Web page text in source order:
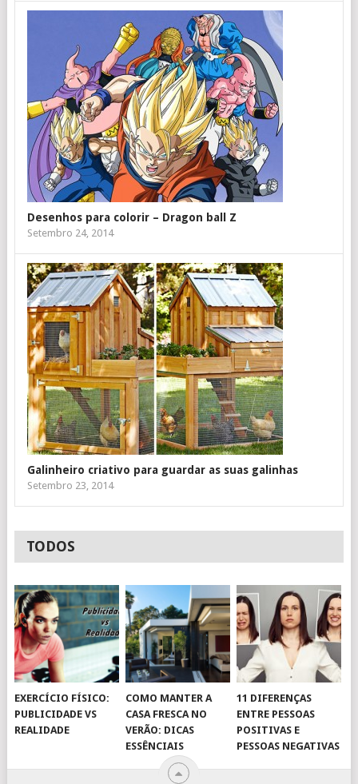
Desenhos para colorir – Dragon ball Z
Setembro 24, 2014
Galinheiro criativo para guardar as suas galinhas
Setembro 23, 2014
TODOS
EXERCÍCIO FÍSICO:
PUBLICIDADE VS
REALIDADE
COMO MANTER A
CASA FRESCA NO
VERÃO: DICAS
ESSÊNCIAIS
11 DIFERENÇAS
ENTRE PESSOAS
POSITIVAS E
PESSOAS NEGATIVAS